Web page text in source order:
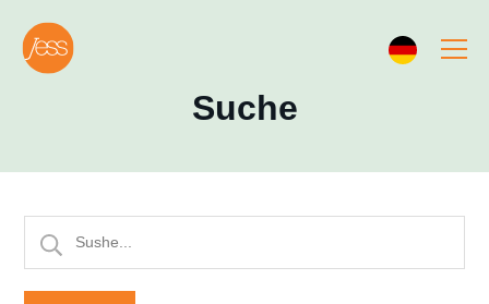
Suche